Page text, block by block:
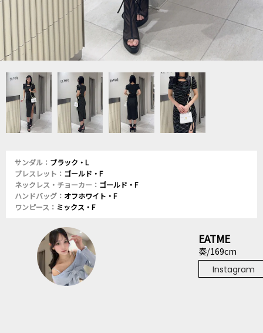
サンダル： ブラック・L
ブレスレット： ゴールド・F
ネックレス・チョーカー： ゴールド・F
ハンドバッグ： オフホワイト・F
ワンピース： ミックス・F
EATME
奏/169cm
Instagram